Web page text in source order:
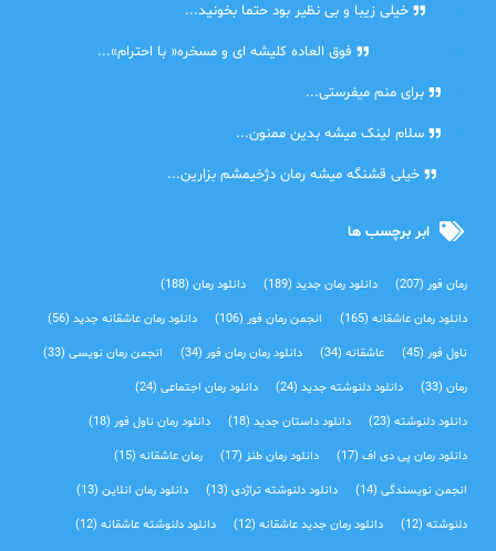
خیلی زیبا و بی نظیر بود حتما بخونید...
فوق العاده کلیشه ای و مسخره« با احترام»...
برای منم میفرستی...
سلام لینک میشه بدین ممنون...
خیلی قشنگه میشه رمان دژخیمشم بزارین...
ابر برچسب ها
رمان فور(207) دانلود رمان جدید(189) دانلود رمان(188)
دانلود رمان عاشقانه(165) انجمن رمان فور(106) دانلود رمان عاشقانه جدید(56)
ناول فور(45) عاشقانه(34) دانلود رمان رمان فور(34) انجمن رمان نویسی(33)
رمان(33) دانلود دلنوشته جدید(24) دانلود رمان اجتماعی‌(24)
دانلود دلنوشته(23) دانلود داستان جدید(18) دانلود رمان ناول فور(18)
دانلود رمان پی دی اف(17) دانلود رمان طنز(17) رمان عاشقانه(15)
انجمن نویسندگی(14) دانلود دلنوشته تراژدی‌(13) دانلود رمان انلاین(13)
دلنوشته(12) دانلود رمان جدید عاشقانه(12) دانلود دلنوشته عاشقانه(12)